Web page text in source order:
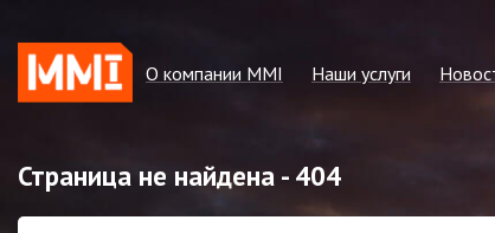
О компании MMI
Наши преимущества
Наша команда
Наши услуги
Консалтинговые услуги
Котировки MMI
Страница не найдена - 404